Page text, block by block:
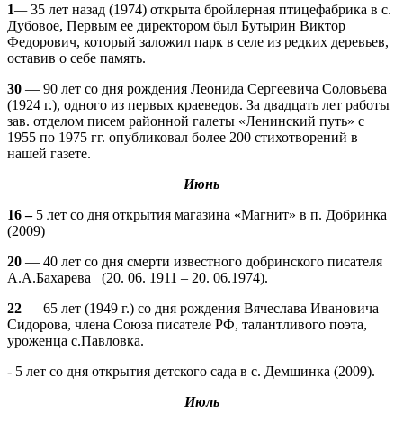
1—35 лет назад (1974) открыта бройлерная птицефабрика в с.
Дубовое, Первым ее директором был Бутырин Виктор
Федорович, который заложил парк в селе из редких деревьев,
оставив о себе память.
30 — 90 лет со дня рождения Леонида Сергеевича Соловьева
(1924 г.), одного из первых краеведов. За двадцать лет работы
зав. отделом писем районной галеты «Ленинский путь» с
1955 по 1975 гг. опубликовал более 200 стихотворений в
нашей газете.
Июнь
16 – 5 лет со дня открытия магазина «Магнит» в п. Добринка
(2009)
20 — 40 лет со дня смерти известного добринского писателя
А.А.Бахарева (20. 06. 1911 – 20. 06.1974).
22 — 65 лет (1949 г.) со дня рождения Вячеслава Ивановича
Сидорова, члена Союза писателе РФ, талантливого поэта,
уроженца с.Павловка.
- 5 лет со дня открытия детского сада в с. Демшинка (2009).
Июль